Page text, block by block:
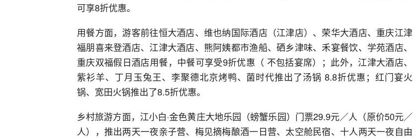
可享8折优惠。
用餐方面，游客前往恒大酒店、维也纳国际酒店（江津店）、荣华大酒店、重庆江津
福朋喜来登酒店、江津大酒店、熊阿姨都市渔船、硒乡津味、禾宴餐饮、学苑酒店、
重庆双福假日酒店用餐，中餐可享受9折优惠（ 不包括宴席）；此外，江津大酒店、
紫衫羊、丁月玉兔王、李聚德北京烤鸭、菌时代推出了汤锅 8.8折优惠；红门宴火
锅、宽田火锅推出了8.5折优惠。
乡村旅游方面，江小白·金色黄庄大地乐园（螃蟹乐园）门票29.9元／人（原价50元／
人），推出两天一夜亲子营、梅见摘梅酿酒一日营、太空舱民宿、十人两天一夜自由